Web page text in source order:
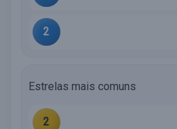
2
Estrelas mais comuns
2